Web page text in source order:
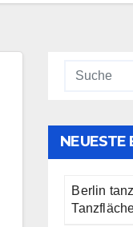
NEUESTE
Berlin